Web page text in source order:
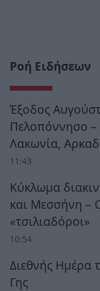
Ροή Ειδήσεων
Έξοδος
Πελοπόννησο –
Λακωνία,
11:43
Κύκλωμα
και Μεσσήνη –
«τσιλιαδόροι»
10:54
Διεθνής Ημέρα
Γης